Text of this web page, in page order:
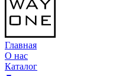
Главная
О нас
Каталог